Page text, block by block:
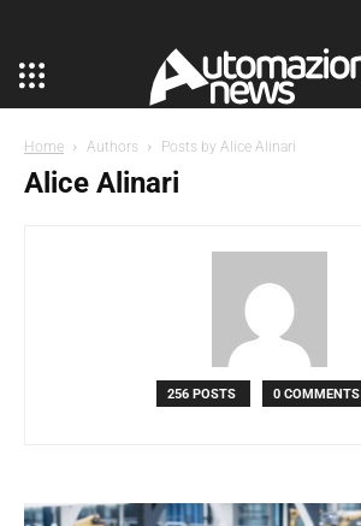
Home Authors Posts by Alice Alinari
Alice Alinari
256 POSTS 0 COMMENTS